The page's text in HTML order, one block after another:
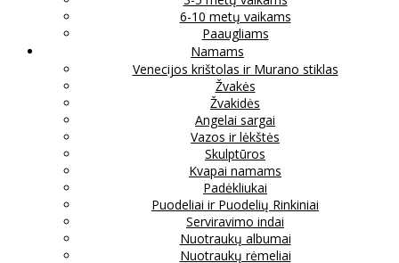
6-10 metų vaikams
Paaugliams
Namams
Venecijos krištolas ir Murano stiklas
Žvakės
Žvakidės
Angelai sargai
Vazos ir lėkštės
Skulptūros
Kvapai namams
Padėkliukai
Puodeliai ir Puodelių Rinkiniai
Serviravimo indai
Nuotraukų albumai
Nuotraukų rėmeliai